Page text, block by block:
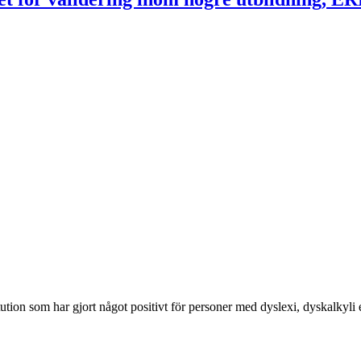
som har gjort något positivt för personer med dyslexi, dyskalkyli